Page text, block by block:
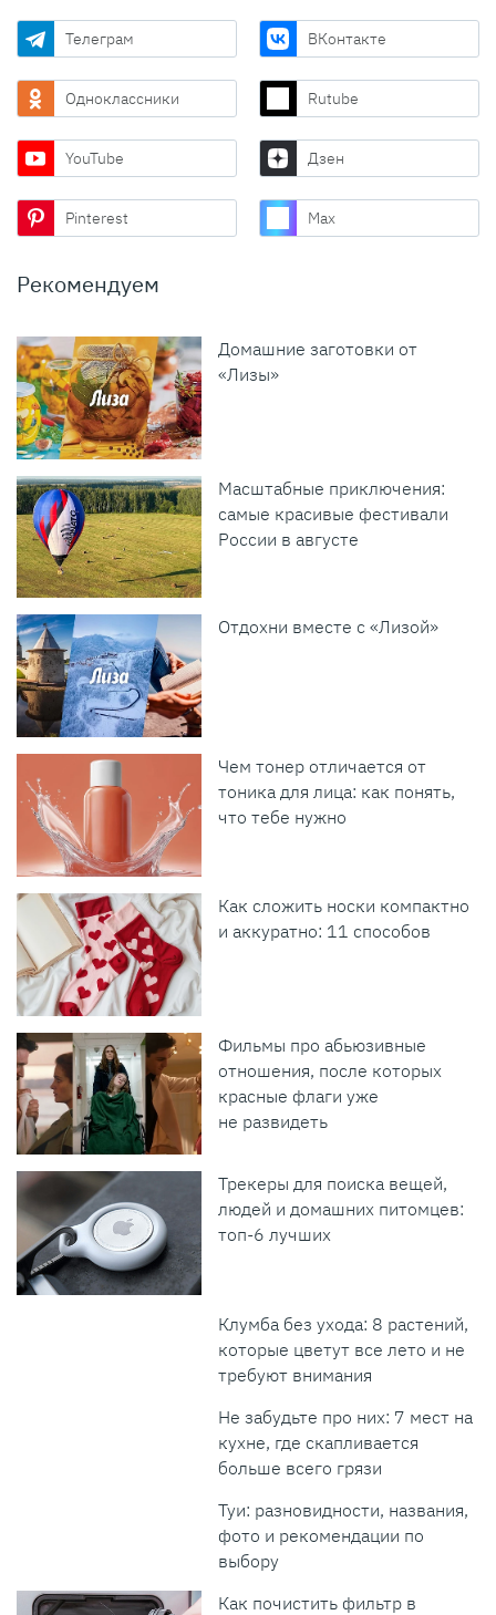
Телеграм ВКонтакте
Одноклассники Rutube
YouTube Дзен
Pinterest Max
Рекомендуем
Домашние заготовки от
«Лизы»
Масштабные приключения:
самые красивые фестивали
России в августе
Отдохни вместе с «Лизой»
Чем тонер отличается от
тоника для лица: как понять,
что тебе нужно
Как сложить носки компактно
и аккуратно: 11 способов
Фильмы про абьюзивные
отношения, после которых
красные флаги уже
не развидеть
Трекеры для поиска вещей,
людей и домашних питомцев:
топ-6 лучших
Клумба без ухода: 8 растений,
которые цветут все лето и не
требуют внимания
Не забудьте про них: 7 мест на
кухне, где скапливается
больше всего грязи
Туи: разновидности, названия,
фото и рекомендации по
выбору
Как почистить фильтр в